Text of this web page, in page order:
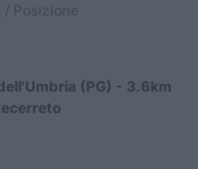
(PG) - 3.6km